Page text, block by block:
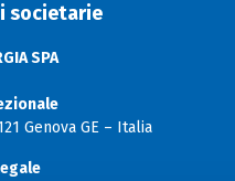
societarie
SPA
Genova GE – Italia